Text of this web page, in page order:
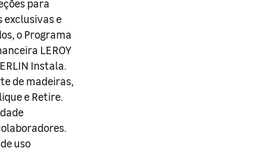
para
exclusivas e
o Programa
LEROY
Instala.
de madeiras,
e Retire.
uso